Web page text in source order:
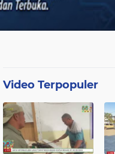
Video Terpopuler